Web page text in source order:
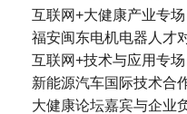
互联网+大健康产业专场
福安闽东电机电器人才
互联网+技术与应用专场
新能源汽车国际技术合
大健康论坛嘉宾与企业